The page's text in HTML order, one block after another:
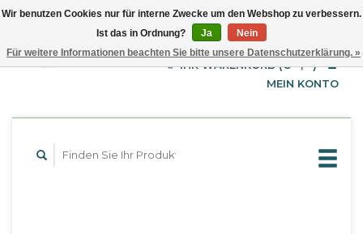
EUR
GBP
USD
English
Français
IHR WARENKORB (€--,--)
MEIN KONTO
Wir benutzen Cookies nur für interne Zwecke um den Webshop zu verbessern.
Ist das in Ordnung?
Ja
Nein
Für weitere Informationen beachten Sie bitte unsere Datenschutzerklärung. »